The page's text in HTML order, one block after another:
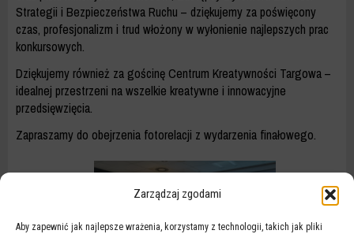
Zarządzaj zgodami
Aby zapewnić jak najlepsze wrażenia, korzystamy z technologii, takich jak pliki
Strategii i Bezpieczeństwa Ruchu – dziękujemy za poświęcony
czas, profesjonalizm i trud włożony w wyłonienie najlepszych prac
konkursowych.
Dziękujemy również za gościnę Centrum Kreatywności Targowa –
idealnej przestrzeni na wszelkie kreatywne i innowacyjne
przedsięwzięcia.
Zapraszamy do obejrzenia fotorelacji z wydarzenia finałowego.